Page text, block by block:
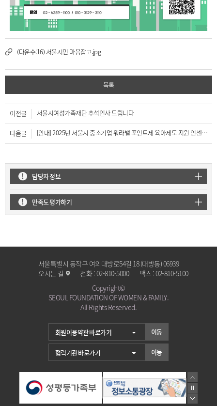
(다운수:16) 서울시민 마음잡고.jpg
목록
이전글 서울시여성가족재단 추석인사 드립니다
다음글 [안내] 2025년 서울시 중소기업 워라밸 포인트제 육아제도 지원 인센티브 3종 신청 안내
담당자 정보
만족도 평가하기
서울특별시 동작구 여의대방로54길 18 (대방동) 06939
오시는 길
전화 :02-810-5000 팩스 :02-810-5100
Copyright©
SEOUL FOUNDATION OF WOMEN & FAMILY.
All Rights Reserved.
이동
이동